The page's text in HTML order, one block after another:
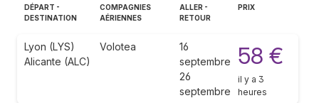
DÉPART -
DESTINATION
COMPAGNIES
AÉRIENNES
ALLER -
RETOUR
PRIX
Lyon (LYS)
Alicante (ALC)
Volotea
16
septembre
26
septembre
58 €
il y a 3
heures